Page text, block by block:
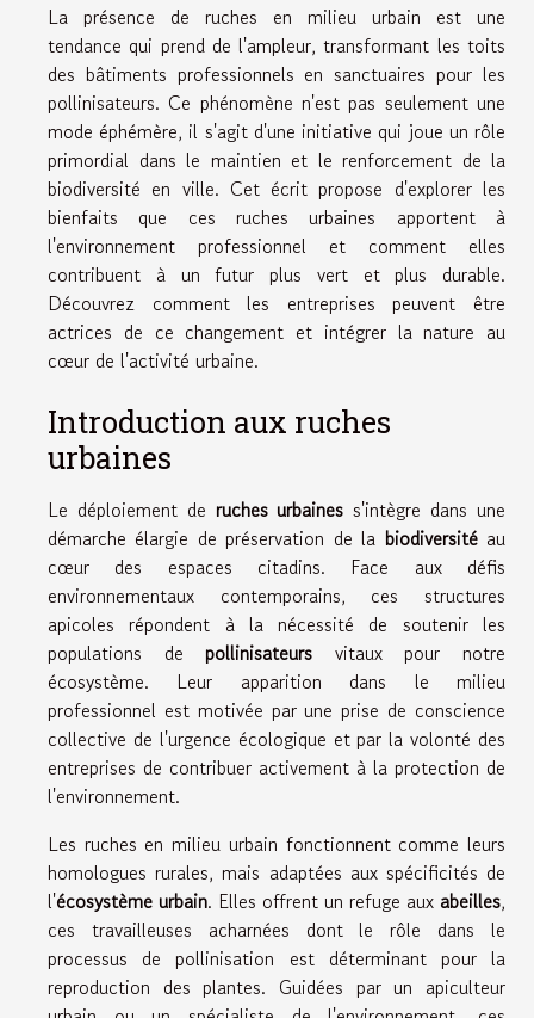
La présence de ruches en milieu urbain est une
tendance qui prend de l'ampleur, transformant les toits
des bâtiments professionnels en sanctuaires pour les
pollinisateurs. Ce phénomène n'est pas seulement une
mode éphémère, il s'agit d'une initiative qui joue un rôle
primordial dans le maintien et le renforcement de la
biodiversité en ville. Cet écrit propose d'explorer les
bienfaits que ces ruches urbaines apportent à
l'environnement professionnel et comment elles
contribuent à un futur plus vert et plus durable.
Découvrez comment les entreprises peuvent être
actrices de ce changement et intégrer la nature au
cœur de l'activité urbaine.
Introduction aux ruches
urbaines
Le déploiement de ruches urbaines s'intègre dans une
démarche élargie de préservation de la biodiversitéau
cœur des espaces citadins. Face aux défis
environnementaux contemporains, ces structures
apicoles répondent à la nécessité de soutenir les
populations de pollinisateurs vitaux pour notre
écosystème. Leur apparition dans le milieu
professionnel est motivée par une prise de conscience
collective de l'urgence écologique et par la volonté des
entreprises de contribuer activement à la protection de
l'environnement.
Les ruches en milieu urbain fonctionnent comme leurs
homologues rurales, mais adaptées aux spécificités de
l'écosystème urbain. Elles offrent un refuge aux abeilles,
ces travailleuses acharnées dont le rôle dans le
processus de pollinisation est déterminant pour la
reproduction des plantes. Guidées par un apiculteur